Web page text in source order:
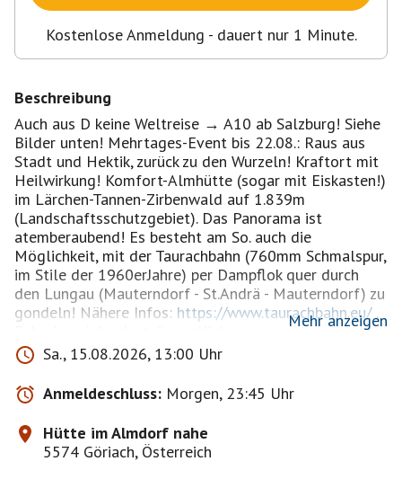
Kostenlose Anmeldung - dauert nur 1 Minute.
Beschreibung
Auch aus D keine Weltreise → A10 ab Salzburg! Siehe
Bilder unten! Mehrtages-Event bis 22.08.: Raus aus
Stadt und Hektik, zurück zu den Wurzeln! Kraftort mit
Heilwirkung! Komfort-Almhütte (sogar mit Eiskasten!)
im Lärchen-Tannen-Zirbenwald auf 1.839m
(Landschaftsschutzgebiet). Das Panorama ist
atemberaubend! Es besteht am So. auch die
Möglichkeit, mit der Taurachbahn (760mm Schmalspur,
im Stile der 1960erJahre) per Dampflok quer durch
den Lungau (Mauterndorf - St.Andrä - Mauterndorf) zu
gondeln! Nähere Infos: https://www.taurachbahn.eu/.
Dort gibt's: Bauernherd, kristallklares Quellwasser,
einfache Dusche, externes Plumpsklo, elektr. Licht,
Kühlschrank, hoffentlich Sonnenschein, Wälder, Wild,
Wiesen, Blumen, saubere würzige Luft, Rindvieh (außer
uns☺), nahe Jausenstation, .....
Es gibt dort NICHT: Fließwasser, Zentralheizung,
Mehr anzeigen
Sa., 15.08.2026, 13:00 Uhr
Anmeldeschluss: Morgen, 23:45 Uhr
Hütte im Almdorf nahe
5574 Göriach, Österreich